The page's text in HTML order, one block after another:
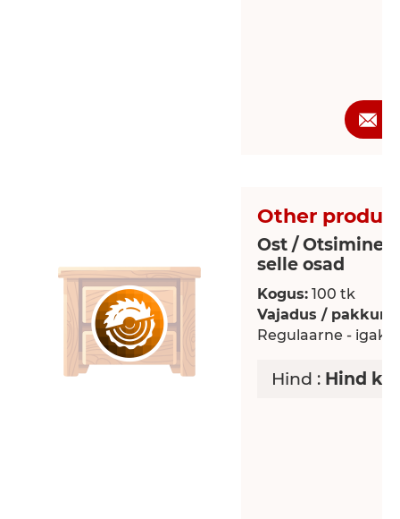
Other
Ost / Otsimine
selle osad
Kogus: 100 tk
Vajadus /
Regulaarne -
Hind : Hind